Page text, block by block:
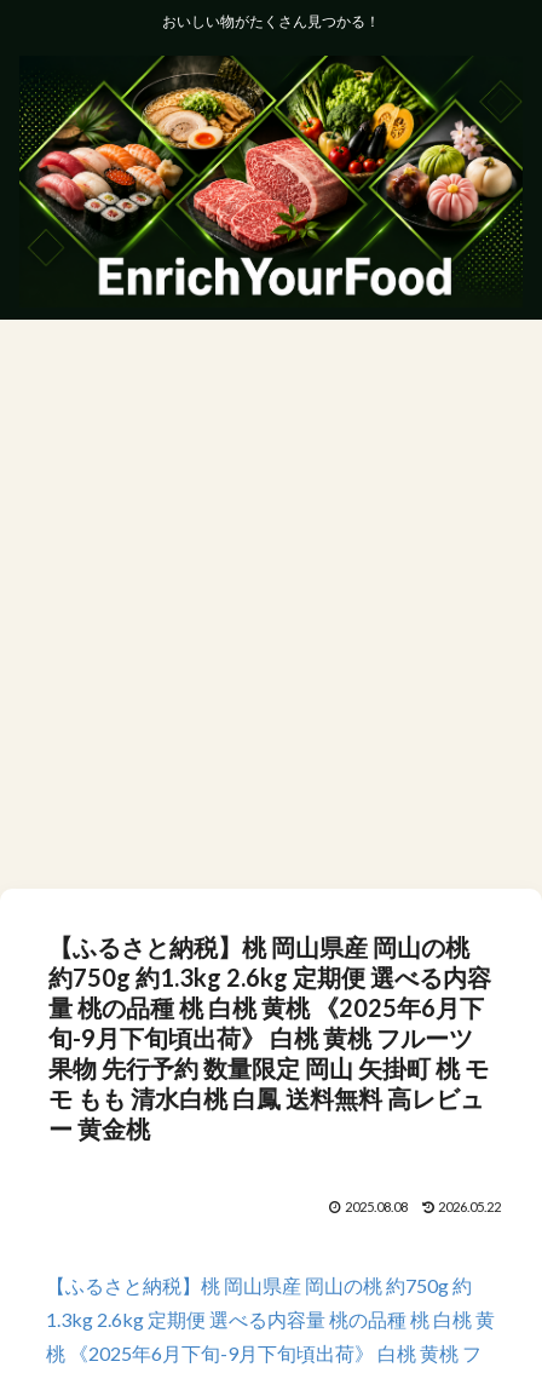
おいしい物がたくさん見つかる！
【ふるさと納税】桃 岡山県産 岡山の桃
約750g 約1.3kg 2.6kg 定期便 選べる内容
量 桃の品種 桃 白桃 黄桃 《2025年6月下
旬-9月下旬頃出荷》 白桃 黄桃 フルーツ
果物 先行予約 数量限定 岡山 矢掛町 桃 モ
モ もも 清水白桃 白鳳 送料無料 高レビュ
ー 黄金桃
2025.08.08 2026.05.22
【ふるさと納税】桃 岡山県産 岡山の桃 約750g 約
1.3kg 2.6kg 定期便 選べる内容量 桃の品種 桃 白桃 黄
桃 《2025年6月下旬-9月下旬頃出荷》 白桃 黄桃 フ